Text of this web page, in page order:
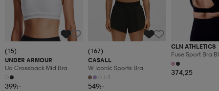
(15)
UNDER ARMOUR
Ua Crossback Mid Bra
399:-
(167)
CASALL
W Iconic Sports Bra
+4
549:-
CLN ATHLETICS
Fuse Sport Bra
374,25